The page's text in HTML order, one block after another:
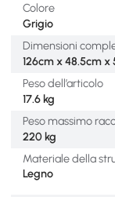
Colore
Grigio
Dimensioni
126cm x 48.5cm x
Peso dell’articolo
17.6 kg
Peso massimo
220 kg
Materiale della
Legno